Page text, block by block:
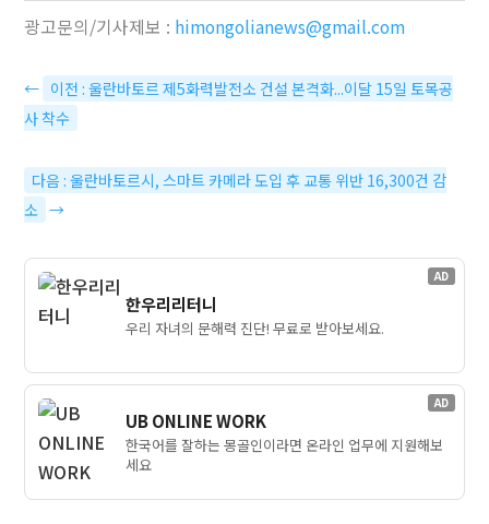
광고문의/기사제보 : himongolianews@gmail.com
← 이전 : 울란바토르 제5화력발전소 건설 본격화...이달 15일 토목공
사 착수
다음 : 울란바토르시, 스마트 카메라 도입 후 교통 위반 16,300건 감
소 →
AD
한우리리터니
우리 자녀의 문해력 진단! 무료로 받아보세요.
AD
UB ONLINE WORK
한국어를 잘하는 몽골인이라면 온라인 업무에 지원해보
세요